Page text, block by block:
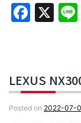
X
LEXUS
Posted on 2022-07-